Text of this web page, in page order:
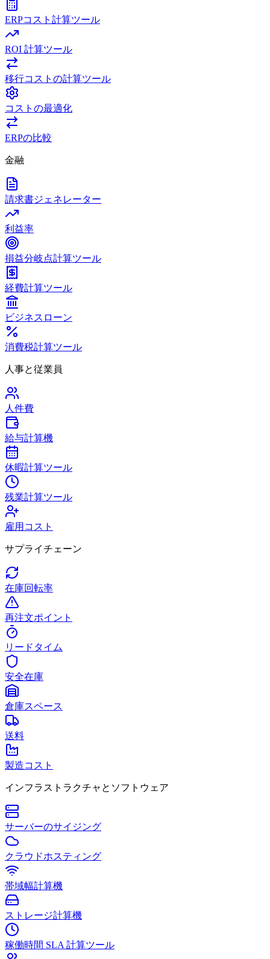
ERPコスト計算ツール
ROI 計算ツール
移行コストの計算ツール
コストの最適化
ERPの比較
金融
請求書ジェネレーター
利益率
損益分岐点計算ツール
経費計算ツール
ビジネスローン
消費税計算ツール
人事と従業員
人件費
給与計算機
休暇計算ツール
残業計算ツール
雇用コスト
サプライチェーン
在庫回転率
再注文ポイント
リードタイム
安全在庫
倉庫スペース
送料
製造コスト
インフラストラクチャとソフトウェア
サーバーのサイジング
クラウドホスティング
帯域幅計算機
ストレージ計算機
稼働時間 SLA 計算ツール